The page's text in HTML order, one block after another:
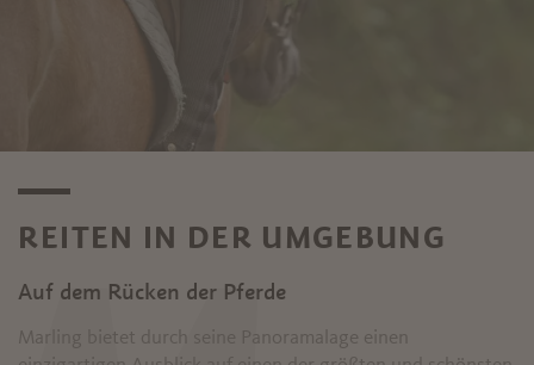
REITEN IN DER UMGEBUNG
Auf dem Rücken der Pferde
Marling bietet durch seine Panoramalage einen